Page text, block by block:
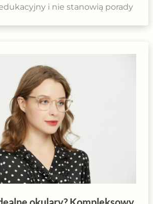
i nie stanowią porady